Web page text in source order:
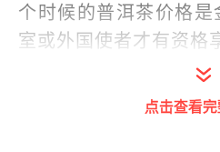
个时候的普洱茶价格
室或外国使者才有资格
如今随着社会经济的
对普洱茶
点击查看